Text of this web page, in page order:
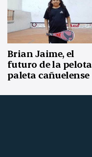
Brian Jaime, el
futuro de la pelota
paleta cañuelense